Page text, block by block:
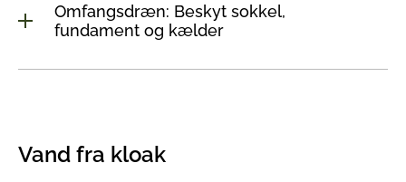
Omfangsdræn: Beskyt sokkel,
fundament og kælder
Vand fra kloak